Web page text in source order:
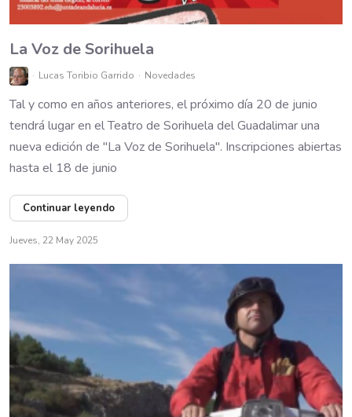
La Voz de Sorihuela
Lucas Toribio Garrido Novedades
Tal y como en años anteriores, el próximo día 20 de junio
tendrá lugar en el Teatro de Sorihuela del Guadalimar una
nueva edición de "La Voz de Sorihuela". Inscripciones abiertas
hasta el 18 de junio
Continuar leyendo
Jueves, 22 May 2025